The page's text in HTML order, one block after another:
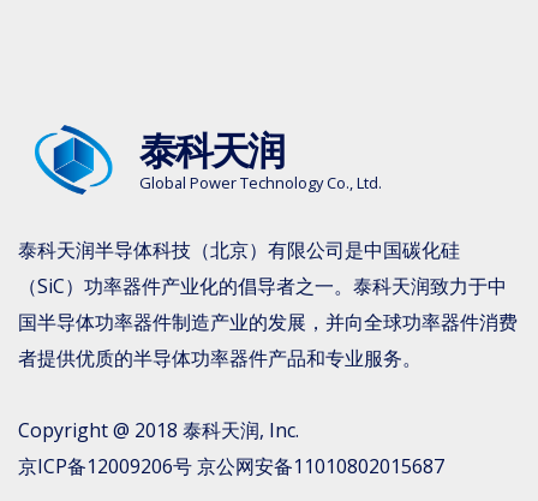
泰科天润
Global Power Technology Co., Ltd.
泰科天润半导体科技（北京）有限公司是中国碳化硅
（SiC）功率器件产业化的倡导者之一。泰科天润致力于中
国半导体功率器件制造产业的发展，并向全球功率器件消费
者提供优质的半导体功率器件产品和专业服务。
Copyright @ 2018 泰科天润, Inc.
京ICP备12009206号京公网安备11010802015687